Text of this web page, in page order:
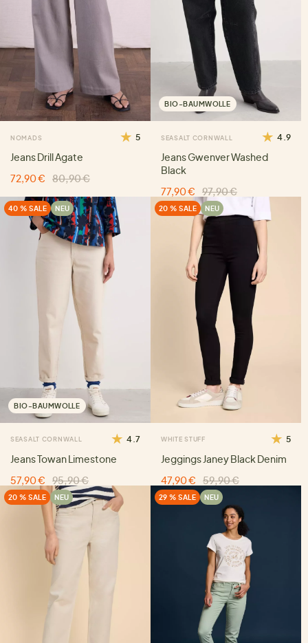
NOMADS 5
Jeans Drill Agate
72,90 €
80,90 €
BIO-BAUMWOLLE
SEASALT CORNWALL 4.9
Jeans Gwenver Washed
Black
77,90 €
97,90 €
40 % SALE NEU
BIO-BAUMWOLLE
SEASALT CORNWALL 4.7
Jeans Towan Limestone
57,90 €
95,90 €
20 % SALE NEU
WHITE STUFF 5
Jeggings Janey Black Denim
47,90 €
59,90 €
20 % SALE NEU 29 % SALE NEU